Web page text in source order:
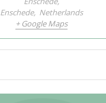
Enschede, Netherlands
+ Google Maps